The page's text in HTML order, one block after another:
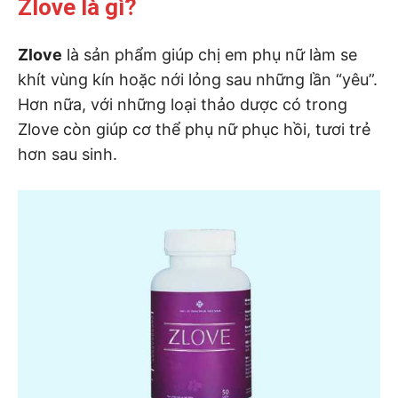
Zlove là gì?
Zlove là sản phẩm giúp chị em phụ nữ làm se
khít vùng kín hoặc nới lỏng sau những lần “yêu”.
Hơn nữa, với những loại thảo dược có trong
Zlove còn giúp cơ thể phụ nữ phục hồi, tươi trẻ
hơn sau sinh.